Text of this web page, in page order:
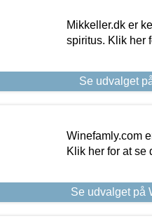
Mikkeller.dk er
spiritus. Klik her
Se udvalget
Winefamly.com
Klik her for at se
Se udvalget på